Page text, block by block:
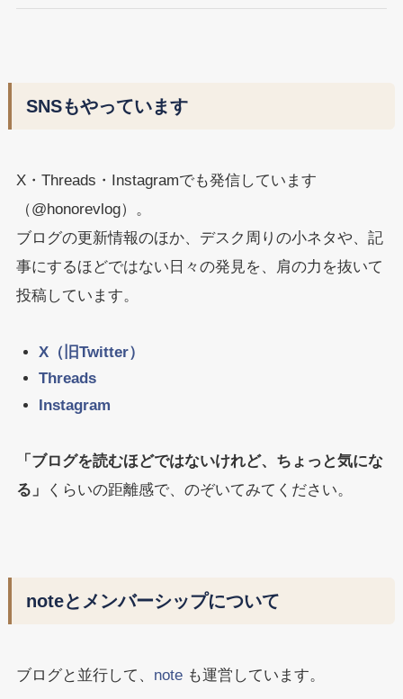
SNSもやっています
X・Threads・Instagramでも発信しています
（@honorevlog）。
ブログの更新情報のほか、デスク周りの小ネタや、記
事にするほどではない日々の発見を、肩の力を抜いて
投稿しています。
X（旧Twitter）
Threads
Instagram
「ブログを読むほどではないけれど、ちょっと気にな
る」
くらいの距離感で、のぞいてみてください。
noteとメンバーシップについて
ブログと並行して、 noteも運営しています。